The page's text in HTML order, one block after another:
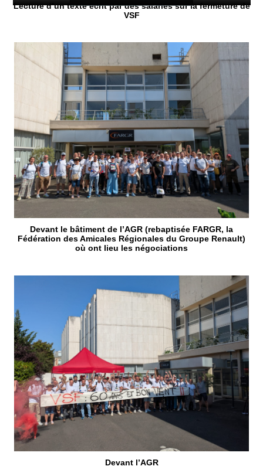
Lecture d’un texte écrit par des salariés sur la fermeture de
VSF
Devant le bâtiment de l’AGR (rebaptisée FARGR, la
Fédération des Amicales Régionales du Groupe Renault)
où ont lieu les négociations
Devant l’AGR